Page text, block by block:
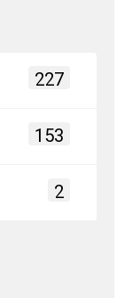
227
153
2